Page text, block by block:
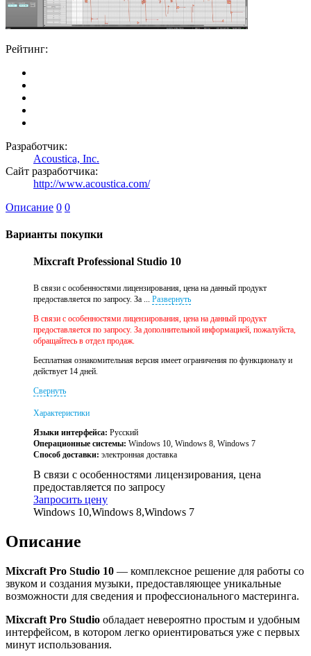
Рейтинг:
Разработчик:
Acoustica, Inc.
Сайт разработчика:
http://www.acoustica.com/
Описание 0 0
Варианты покупки
Mixcraft Professional Studio 10
В связи с особенностями лицензирования, цена на данный продукт
предоставляется по запросу. За ... Развернуть
В связи с особенностями лицензирования, цена на данный продукт
предоставляется по запросу. За дополнительной информацией, пожалуйста,
обращайтесь в отдел продаж.
Бесплатная ознакомительная версия имеет ограничения по функционалу и
действует 14 дней.
Свернуть
Характеристики
Языки интерфейса: Русский
Операционные системы: Windows 10, Windows 8, Windows 7
Способ доставки: электронная доставка
В связи с особенностями лицензирования, цена
предоставляется по запросу
Запросить цену
Windows 10,Windows 8,Windows 7
Описание
Mixcraft Pro Studio 10 — комплексное решение для работы со
звуком и создания музыки, предоставляющее уникальные
возможности для сведения и профессионального мастеринга.
Mixcraft Pro Studio обладает невероятно простым и удобным
интерфейсом, в котором легко ориентироваться уже с первых
минут использования.